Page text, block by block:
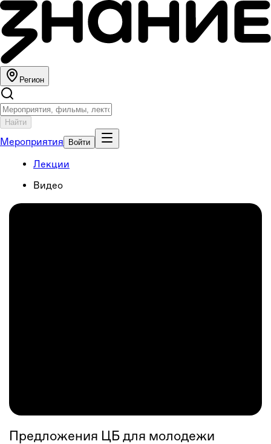
Регион
Найти
Мероприятия Войти
Лекции
Видео
Предложения ЦБ для молодежи